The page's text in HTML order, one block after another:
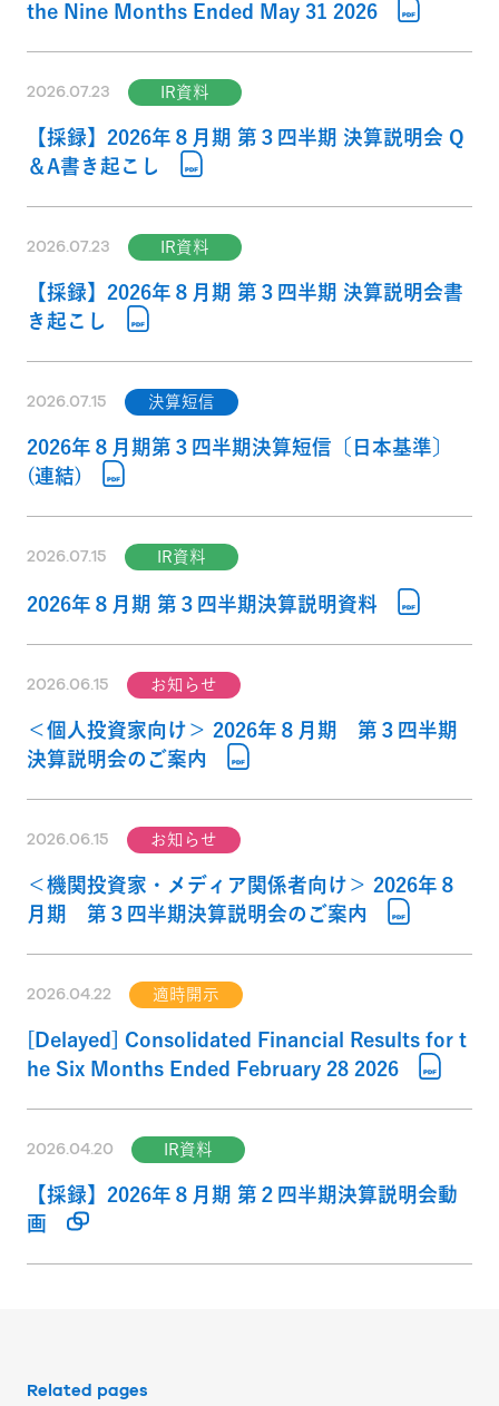
the Nine Months Ended May 31 2026
2026.07.23 IR資料
【採録】2026年８月期 第３四半期 決算説明会 Q
＆A書き起こし
2026.07.23 IR資料
【採録】2026年８月期 第３四半期 決算説明会書
き起こし
2026.07.15 決算短信
2026年８月期第３四半期決算短信〔日本基準〕
(連結)
2026.07.15 IR資料
2026年８月期 第３四半期決算説明資料
2026.06.15 お知らせ
＜個人投資家向け＞ 2026年８月期 第３四半期
決算説明会のご案内
2026.06.15 お知らせ
＜機関投資家・メディア関係者向け＞ 2026年８
月期 第３四半期決算説明会のご案内
2026.04.22 適時開示
[Delayed] Consolidated Financial Results for t
he Six Months Ended February 28 2026
2026.04.20 IR資料
【採録】2026年８月期 第２四半期決算説明会動
画
Related pages